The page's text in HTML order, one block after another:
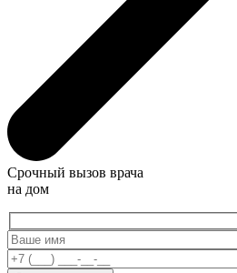
Срочный вызов врача
на дом